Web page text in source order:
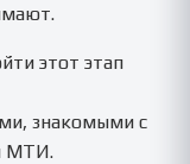
этот этап
знакомыми с
МТИ.